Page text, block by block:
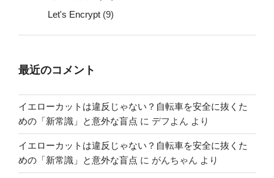
Let's Encrypt (9)
最近のコメント
イエローカットは違反じゃない？自転車を安全に抜くた
めの「新常識」と意外な盲点 に デフよん より
イエローカットは違反じゃない？自転車を安全に抜くた
めの「新常識」と意外な盲点 に がんちゃん より